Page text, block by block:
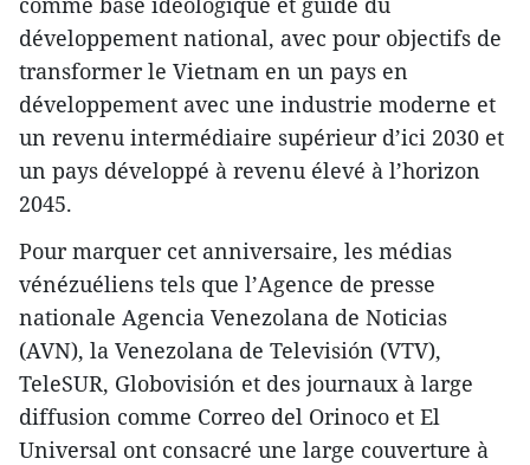
développement national, avec pour objectifs de
transformer le Vietnam en un pays en
développement avec une industrie moderne et
un revenu intermédiaire supérieur d’ici 2030 et
un pays développé à revenu élevé à l’horizon
2045.
Pour marquer cet anniversaire, les médias
vénézuéliens tels que l’Agence de presse
nationale Agencia Venezolana de Noticias
(AVN), la Venezolana de Televisión (VTV),
TeleSUR, Globovisión et des journaux à large
diffusion comme Correo del Orinoco et El
Universal ont consacré une large couverture à